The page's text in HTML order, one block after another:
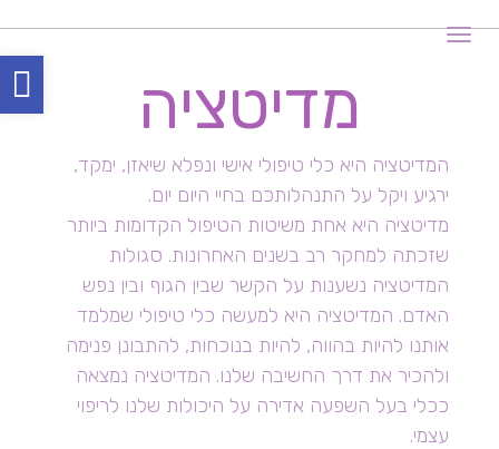
תפריט
מדיטציה
המדיטציה היא כלי טיפולי אישי ונפלא שיאזן, ימקד,
ירגיע ויקל על התנהלותכם בחיי היום יום.
מדיטציה היא אחת משיטות הטיפול הקדומות ביותר
שזכתה למחקר רב בשנים האחרונות. סגולות
המדיטציה נשענות על הקשר שבין הגוף ובין נפש
האדם. המדיטציה היא למעשה כלי טיפולי שמלמד
אותנו להיות בהווה, להיות בנוכחות, להתבונן פנימה
ולהכיר את דרך החשיבה שלנו. המדיטציה נמצאה
ככלי בעל השפעה אדירה על היכולות שלנו לריפוי
עצמי.